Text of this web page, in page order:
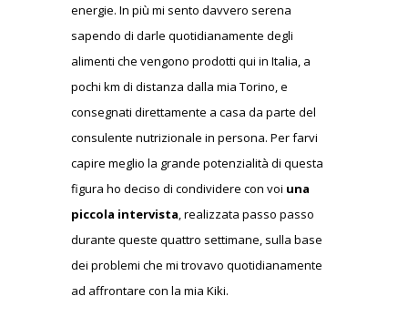
energie. In più mi sento davvero serena
sapendo di darle quotidianamente degli
alimenti che vengono prodotti qui in Italia, a
pochi km di distanza dalla mia Torino, e
consegnati direttamente a casa da parte del
consulente nutrizionale in persona. Per farvi
capire meglio la grande potenzialità di questa
figura ho deciso di condividere con voi una
piccola intervista, realizzata passo passo
durante queste quattro settimane, sulla base
dei problemi che mi trovavo quotidianamente
ad affrontare con la mia Kiki.